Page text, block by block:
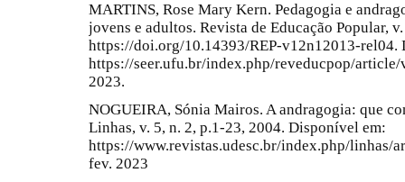
MARTINS, Rose Mary Kern. Pedagogia e
jovens e adultos. Revista de Educação Popular,
https://doi.org/10.14393/REP-v12n12013-rel04.
https://seer.ufu.br/index.php/reveducpop/
2023.
NOGUEIRA, Sónia Mairos. A andragogia: que
Linhas, v. 5, n. 2, p.1-23, 2004. Disponível em:
https://www.revistas.udesc.br/index.php/linhas/
fev. 2023